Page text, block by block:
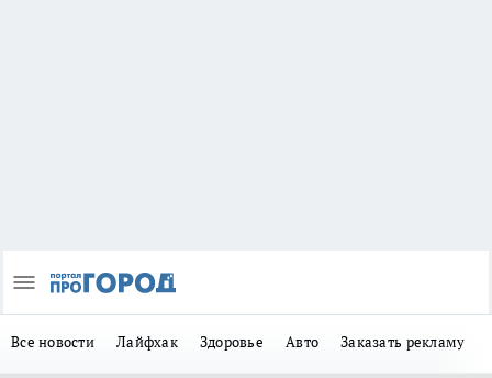
Все новости Лайфхак Здоровье Авто Заказать рекламу